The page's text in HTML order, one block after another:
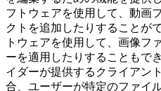
フトウェアを使用して、動画
クトを追加したりすることが
トウェアを使用して、画像フ
ーを適用したりすることもで
イダーが提供するクライアン
合、ユーザーが特定のファイ